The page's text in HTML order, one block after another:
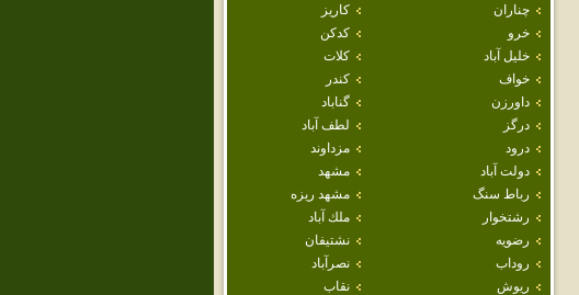
چناران
كاريز
خرو
كدكن
خليل آباد
كلات
خواف
كندر
داورزن
گناباد
درگز
لطف آباد
درود
مزداوند
دولت آباد
مشهد
رباط سنگ
مشهد ريزه
رشتخوار
ملك آباد
رضويه
نشتيفان
روداب
نصرآباد
ريوش
نقاب